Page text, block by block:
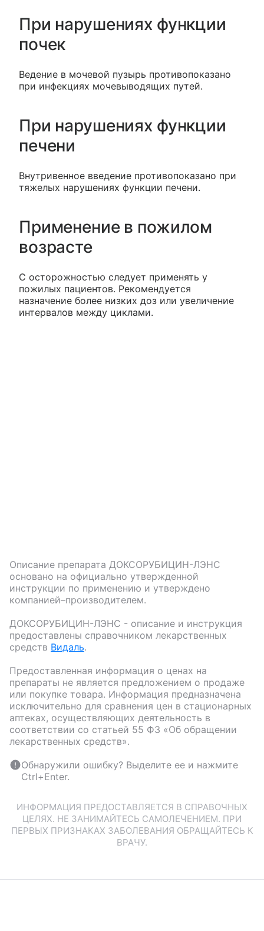
При нарушениях функции
почек
Ведение в мочевой пузырь противопоказано
при инфекциях мочевыводящих путей.
При нарушениях функции
печени
Внутривенное введение противопоказано при
тяжелых нарушениях функции печени.
Применение в пожилом
возрасте
С осторожностью следует применять у
пожилых пациентов. Рекомендуется
назначение более низких доз или увеличение
интервалов между циклами.
Описание препарата ДОКСОРУБИЦИН-ЛЭНС
основано на официально утвержденной
инструкции по применению и утверждено
компанией–производителем.
ДОКСОРУБИЦИН-ЛЭНС - описание и инструкция
предоставлены справочником лекарственных
средств Видаль.
Предоставленная информация о ценах на
препараты не является предложением о продаже
или покупке товара. Информация предназначена
исключительно для сравнения цен в стационарных
аптеках, осуществляющих деятельность в
соответствии со статьей 55 ФЗ «Об обращении
лекарственных средств».
Обнаружили ошибку? Выделите ее и нажмите
Ctrl+Enter.
ИНФОРМАЦИЯ ПРЕДОСТАВЛЯЕТСЯ В СПРАВОЧНЫХ
ЦЕЛЯХ. НЕ ЗАНИМАЙТЕСЬ САМОЛЕЧЕНИЕМ. ПРИ
ПЕРВЫХ ПРИЗНАКАХ ЗАБОЛЕВАНИЯ ОБРАЩАЙТЕСЬ К
ВРАЧУ.